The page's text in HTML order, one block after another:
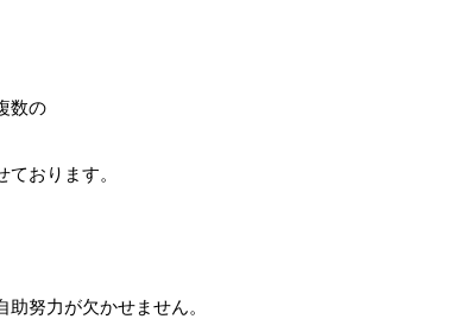
数の
おります。
努力が欠かせません。